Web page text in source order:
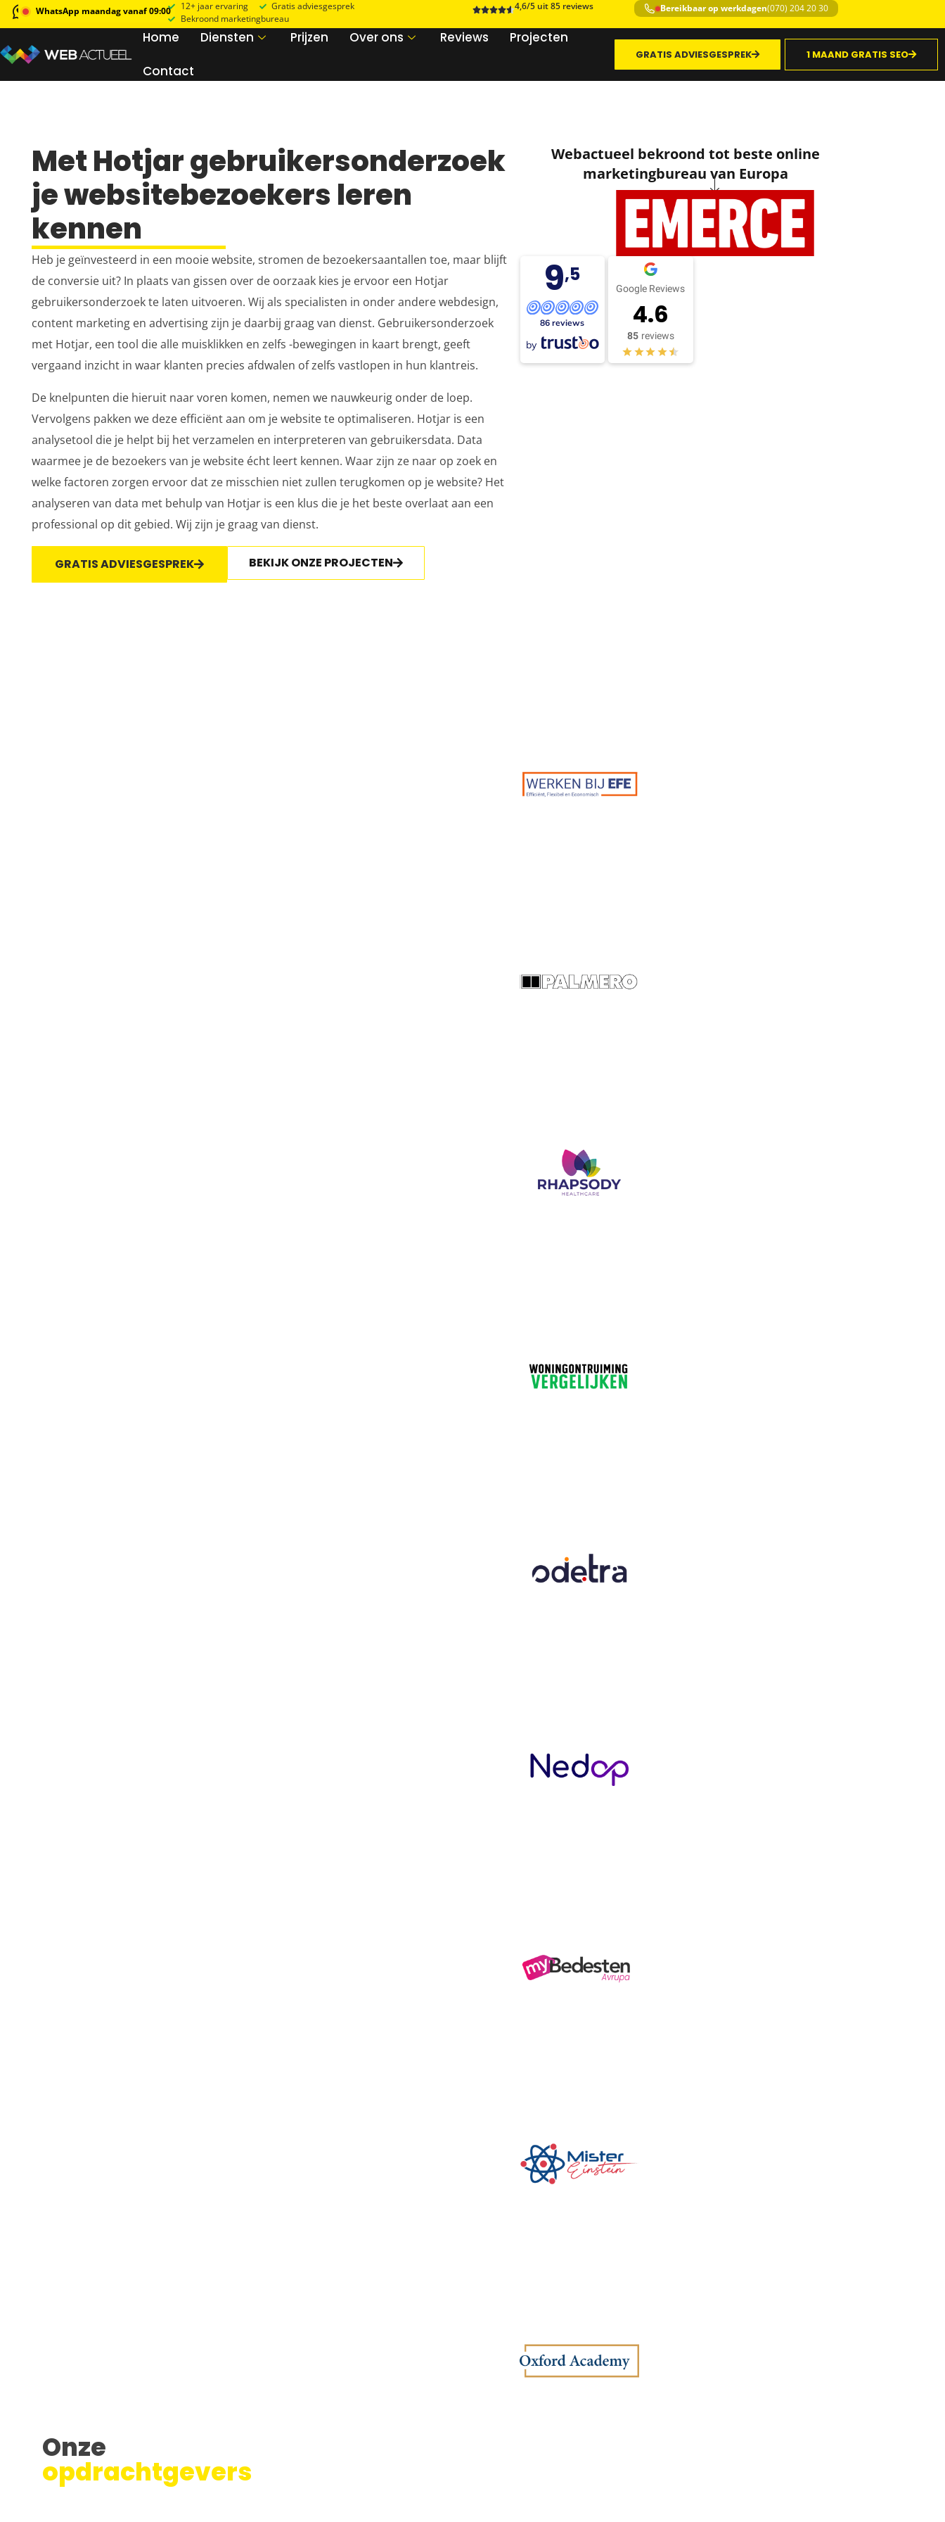
WhatsApp maandag vanaf 09:00 12+ jaar ervaring
Gratis adviesgesprek
Bekroond marketingbureau
4,6/5 uit 85 reviews Bereikbaar op werkdagen(070) 204 20 30
Home Diensten Prijzen Over ons Reviews
Projecten
Contact
GRATIS ADVIESGESPREK 1 MAAND GRATIS SEO
Met Hotjar gebruikersonderzoek
je websitebezoekers leren
kennen
Heb je geïnvesteerd in een mooie website, stromen de bezoekersaantallen toe, maar blijft
de conversie uit? In plaats van gissen over de oorzaak kies je ervoor een Hotjar
gebruikersonderzoek te laten uitvoeren. Wij als specialisten in onder andere webdesign,
content marketing en advertising zijn je daarbij graag van dienst. Gebruikersonderzoek
met Hotjar, een tool die alle muisklikken en zelfs -bewegingen in kaart brengt, geeft
vergaand inzicht in waar klanten precies afdwalen of zelfs vastlopen in hun klantreis.
De knelpunten die hieruit naar voren komen, nemen we nauwkeurig onder de loep.
Vervolgens pakken we deze efficiënt aan om je website te optimaliseren. Hotjar is een
analysetool die je helpt bij het verzamelen en interpreteren van gebruikersdata. Data
waarmee je de bezoekers van je website écht leert kennen. Waar zijn ze naar op zoek en
welke factoren zorgen ervoor dat ze misschien niet zullen terugkomen op je website? Het
analyseren van data met behulp van Hotjar is een klus die je het beste overlaat aan een
professional op dit gebied. Wij zijn je graag van dienst.
GRATIS ADVIESGESPREK BEKIJK ONZE PROJECTEN
Webactueel bekroond tot beste online
marketingbureau van Europa
9,5
86 reviews
by
Google Reviews
4.6
85 reviews
Onze
opdrachtgevers